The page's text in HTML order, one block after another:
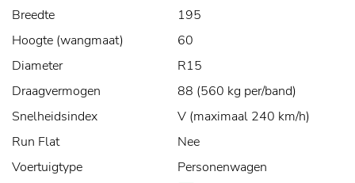
Breedte
195
Hoogte (wangmaat)
60
Diameter
R15
Draagvermogen
88 (560 kg per/band)
Snelheidsindex
V (maximaal 240 km/h)
Run Flat
Nee
Voertuigtype
Personenwagen